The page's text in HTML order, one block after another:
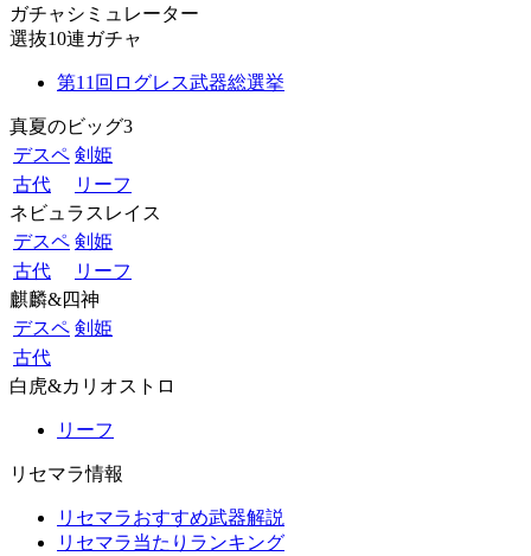
ガチャシミュレーター
選抜10連ガチャ
第11回ログレス武器総選挙
真夏のビッグ3
デスペ 剣姫
古代
リーフ
ネビュラスレイス
デスペ 剣姫
古代
リーフ
麒麟&四神
デスペ 剣姫
古代
白虎&カリオストロ
リーフ
リセマラ情報
リセマラおすすめ武器解説
リセマラ当たりランキング